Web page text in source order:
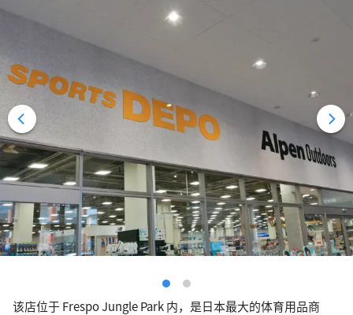
该店位于 Frespo Jungle Park 内，是日本最大的体育用品商